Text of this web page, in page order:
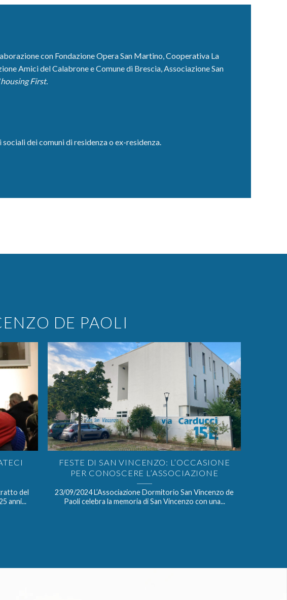
con Fondazione Opera San Martino, Cooperativa La
Amici del Calabrone e Comune di Brescia, Associazione San
housing First.
dei comuni di residenza o ex-residenza.
DE PAOLI
del
anni...
FESTE DI SAN VINCENZO: L’OCCASIONE
PER CONOSCERE L’ASSOCIAZIONE
23/09/2024 L’Associazione Dormitorio San Vincenzo de
Paoli celebra la memoria di San Vincenzo con una...